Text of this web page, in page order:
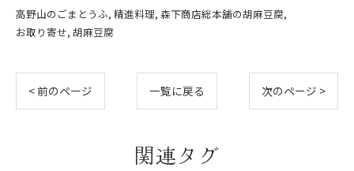
高野山のごまとうふ 精進料理 森下商店総本舗の胡麻豆腐
お取り寄せ 胡麻豆腐
< 前のページ 一覧に戻る 次のページ >
関連タグ